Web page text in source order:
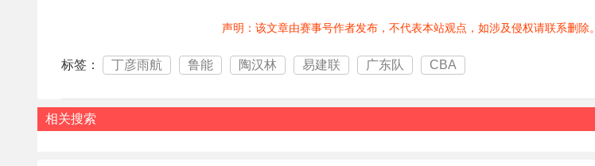
声明：该文章由赛事号作者发布，不代表本站观点，如涉及侵权请联系删除。
标签： 丁彦雨航 鲁能 陶汉林 易建联 广东队 CBA
相关搜索